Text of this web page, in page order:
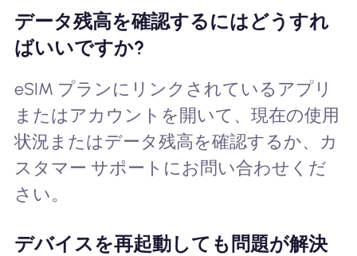
データ残高を確認するにはどうすれ
ばいいですか?
eSIM プランにリンクされているアプリ
またはアカウントを開いて、現在の使用
状況またはデータ残高を確認するか、カ
スタマー サポートにお問い合わせくだ
さい。
デバイスを再起動しても問題が解決